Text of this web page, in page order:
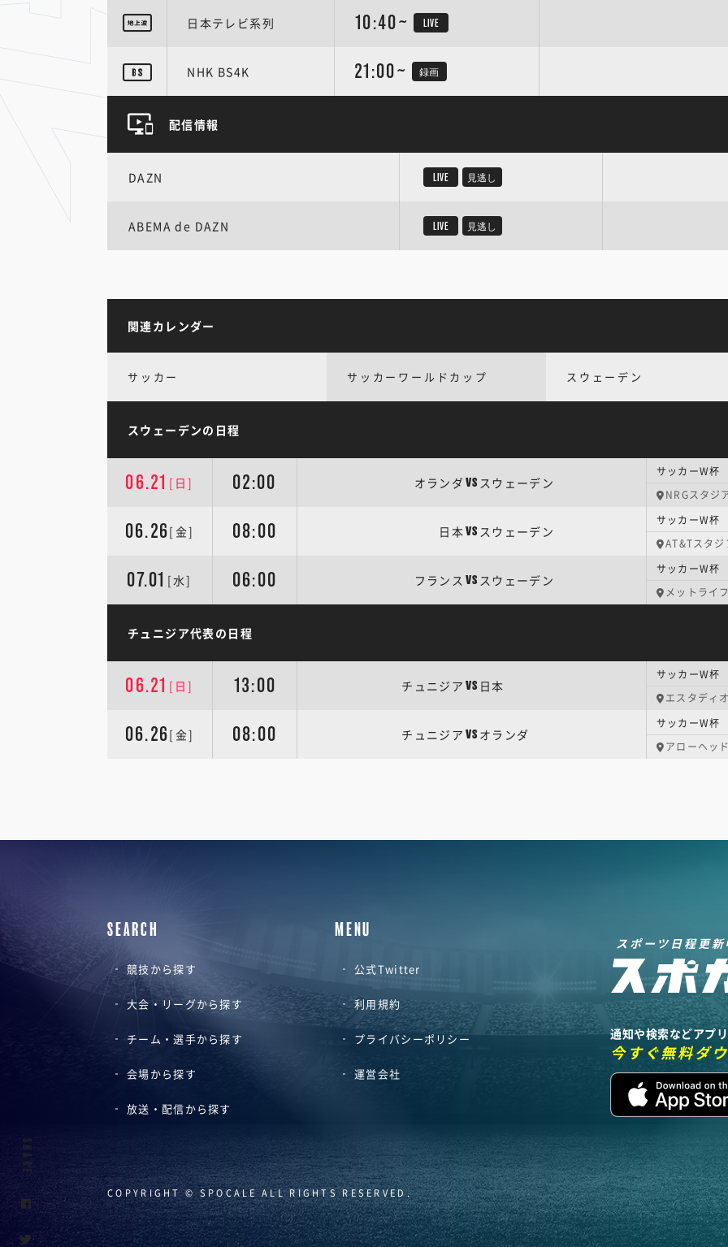
日本テレビ系列 10:40~ LIVE
NHK BS4K 21:00~ 録画
配信情報
DAZN LIVE 見逃し
ABEMA de DAZN LIVE 見逃し
関連カレンダー
サッカー サッカーワールドカップ スウェーデン
スウェーデンの日程
06.21 [日] 02:00 オランダ VS スウェーデン
サッカーW
NRGスタジ
06.26[金] 08:00 日本VS スウェーデン
サッカーW
AT&Tスタジ
07.01 [水] 06:00 フランス VS スウェーデン
サッカーW
メットライ
チュニジア代表の日程
06.21 [日] 13:00 チュニジア VS 日本
サッカーW
エスタディ
06.26[金] 08:00 チュニジア VS オランダ
サッカーW
アローヘッ
SEARCH
競技から探す
大会・リーグから探す
チーム・選手から探す
会場から探す
放送・配信から探す
MENU
公式Twitter
利用規約
プライバシーポリシー
運営会社
スポーツ日程更新
通知や検索などアプ
今すぐ無料ダ
COPYRIGHT © SPOCALE ALL RIGHTS RESERVED.
SHARE